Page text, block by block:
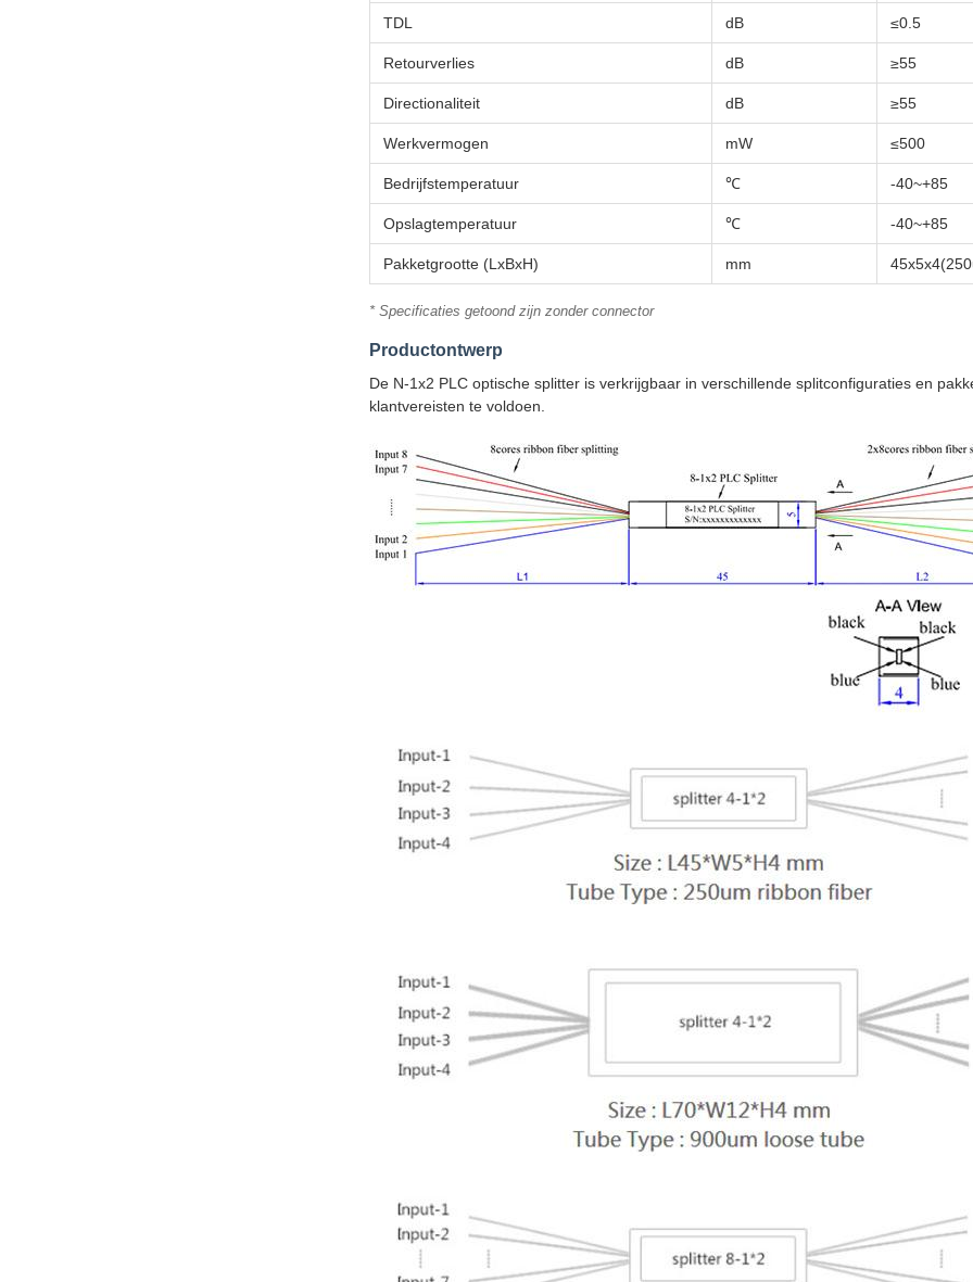
TDL dB ≤0.5
Retourverlies dB ≥55
Directionaliteit dB ≥55
Werkvermogen mW ≤500
Bedrijfstemperatuur ℃ -40~+85
Opslagtemperatuur ℃ -40~+85
Pakketgrootte (LxBxH) mm
* Specificaties getoond zijn zonder connector
Productontwerp
De N-1x2 PLC optische splitter is verkrijgbaar in verschillende splitconfiguraties en
klantvereisten te voldoen.